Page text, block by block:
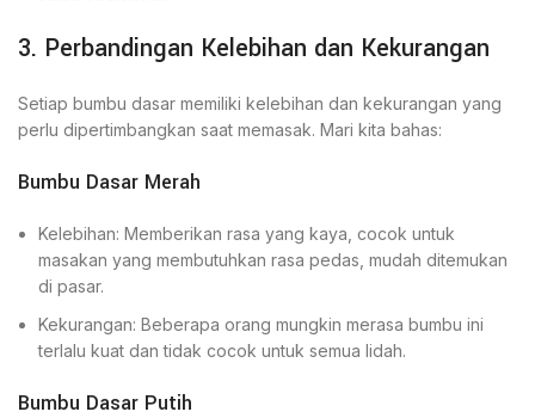
3. Perbandingan Kelebihan dan Kekurangan
Setiap bumbu dasar memiliki kelebihan dan kekurangan yang
perlu dipertimbangkan saat memasak. Mari kita bahas:
Bumbu Dasar Merah
Kelebihan: Memberikan rasa yang kaya, cocok untuk
masakan yang membutuhkan rasa pedas, mudah ditemukan
di pasar.
Kekurangan: Beberapa orang mungkin merasa bumbu ini
terlalu kuat dan tidak cocok untuk semua lidah.
Bumbu Dasar Putih